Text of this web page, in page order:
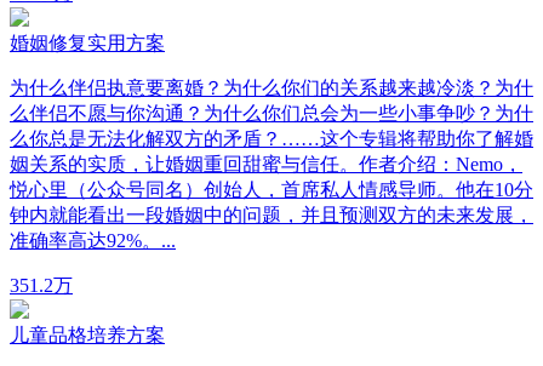
婚姻修复实用方案
为什么伴侣执意要离婚？为什么你们的关系越来越冷淡？为什
么伴侣不愿与你沟通？为什么你们总会为一些小事争吵？为什
么你总是无法化解双方的矛盾？……这个专辑将帮助你了解婚
姻关系的实质，让婚姻重回甜蜜与信任。作者介绍：Nemo，
悦心里（公众号同名）创始人，首席私人情感导师。他在10分
钟内就能看出一段婚姻中的问题，并且预测双方的未来发展，
准确率高达92%。...
351.2万
儿童品格培养方案